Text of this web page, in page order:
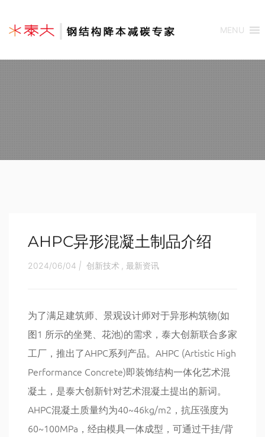
MENU
AHPC异形混凝土制品介绍
2024/06/04 | 创新技术 最新资讯
为了满足建筑师、景观设计师对于异形构筑物(如
图1 所示的坐凳、花池)的需求，泰大创新联合多家
工厂，推出了AHPC系列产品。AHPC (Artistic High
Performance Concrete)即装饰结构一体化艺术混
凝土，是泰大创新针对艺术混凝土提出的新词。
AHPC混凝土质量约为40~46kg/m2，抗压强度为
60~100MPa，经由模具一体成型，可通过干挂/背